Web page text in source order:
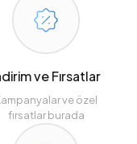
ve Fırsatlar
ve özel
fırsatlar burada